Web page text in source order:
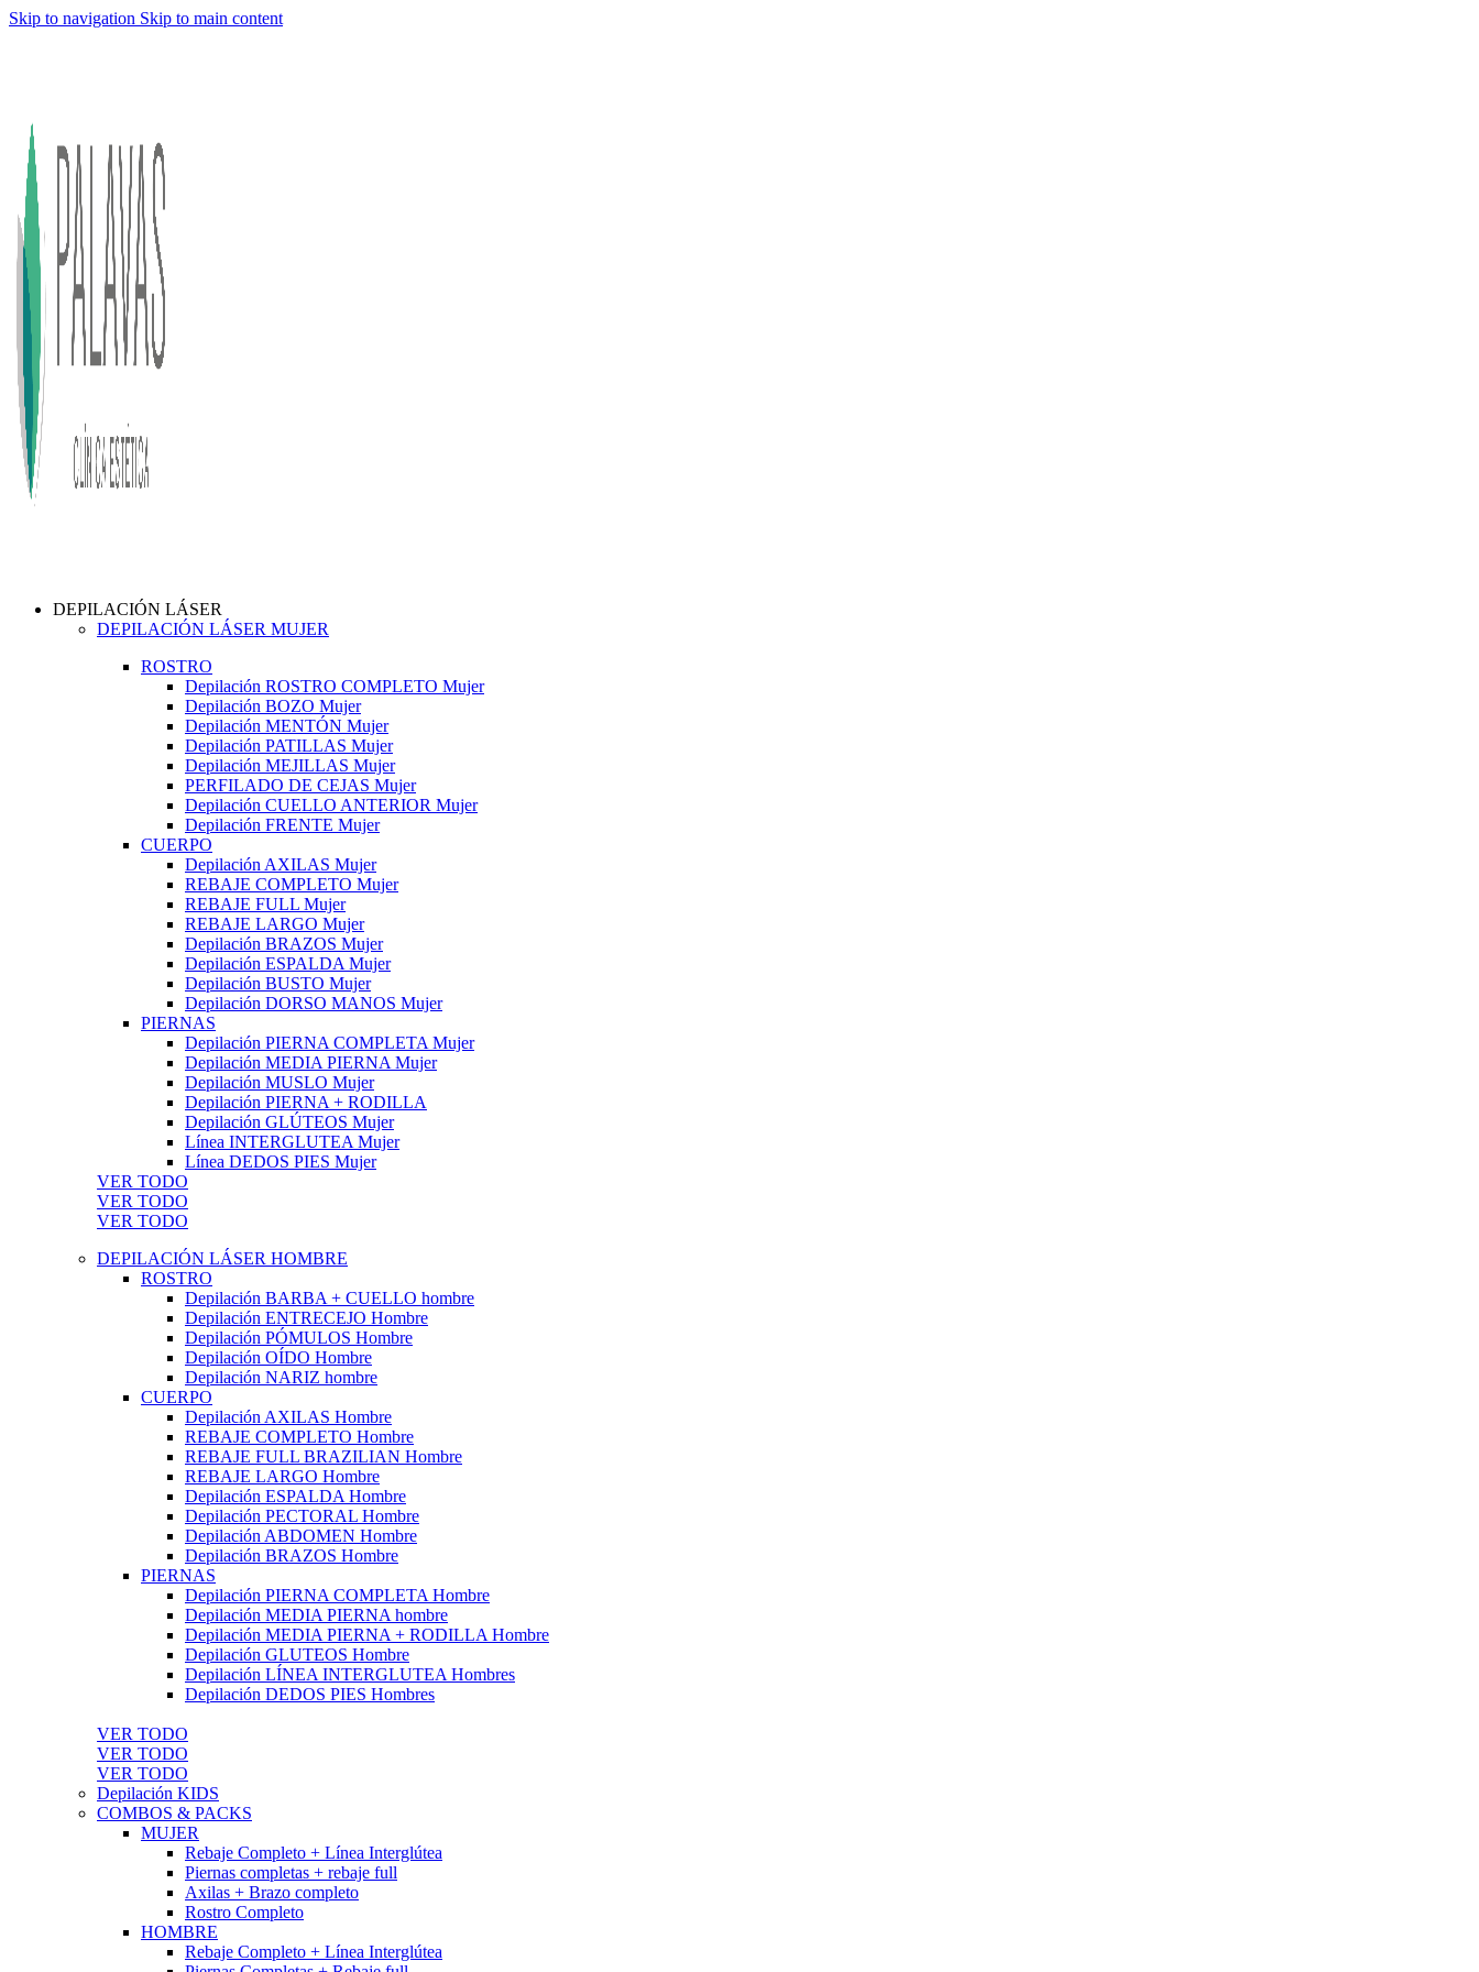
Skip to navigation Skip to main content
DEPILACIÓN LÁSER
DEPILACIÓN LÁSER MUJER
ROSTRO
Depilación ROSTRO COMPLETO Mujer
Depilación BOZO Mujer
Depilación MENTÓN Mujer
Depilación PATILLAS Mujer
Depilación MEJILLAS Mujer
PERFILADO DE CEJAS Mujer
Depilación CUELLO ANTERIOR Mujer
Depilación FRENTE Mujer
CUERPO
Depilación AXILAS Mujer
REBAJE COMPLETO Mujer
REBAJE FULL Mujer
REBAJE LARGO Mujer
Depilación BRAZOS Mujer
Depilación ESPALDA Mujer
Depilación BUSTO Mujer
Depilación DORSO MANOS Mujer
PIERNAS
Depilación PIERNA COMPLETA Mujer
Depilación MEDIA PIERNA Mujer
Depilación MUSLO Mujer
Depilación PIERNA + RODILLA
Depilación GLÚTEOS Mujer
Línea INTERGLUTEA Mujer
Línea DEDOS PIES Mujer
VER TODO
VER TODO
VER TODO
DEPILACIÓN LÁSER HOMBRE
ROSTRO
Depilación BARBA + CUELLO hombre
Depilación ENTRECEJO Hombre
Depilación PÓMULOS Hombre
Depilación OÍDO Hombre
Depilación NARIZ hombre
CUERPO
Depilación AXILAS Hombre
REBAJE COMPLETO Hombre
REBAJE FULL BRAZILIAN Hombre
REBAJE LARGO Hombre
Depilación ESPALDA Hombre
Depilación PECTORAL Hombre
Depilación ABDOMEN Hombre
Depilación BRAZOS Hombre
PIERNAS
Depilación PIERNA COMPLETA Hombre
Depilación MEDIA PIERNA hombre
Depilación MEDIA PIERNA + RODILLA Hombre
Depilación GLUTEOS Hombre
Depilación LÍNEA INTERGLUTEA Hombres
Depilación DEDOS PIES Hombres
VER TODO
VER TODO
VER TODO
Depilación KIDS
COMBOS & PACKS
MUJER
Rebaje Completo + Línea Interglútea
Piernas completas + rebaje full
Axilas + Brazo completo
Rostro Completo
HOMBRE
Rebaje Completo + Línea Interglútea